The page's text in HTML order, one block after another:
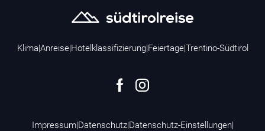
Klima|Anreise|Hotelklassifizierung|Feiertage|Trentino-Südtirol
Impressum|Datenschutz|Datenschutz-Einstellungen|